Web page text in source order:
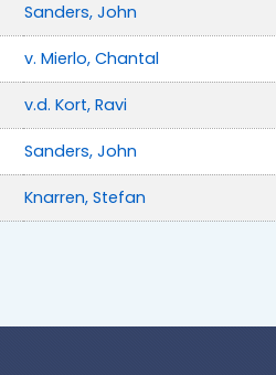
Sanders, John
v. Mierlo, Chantal
v.d. Kort, Ravi
Sanders, John
Knarren, Stefan